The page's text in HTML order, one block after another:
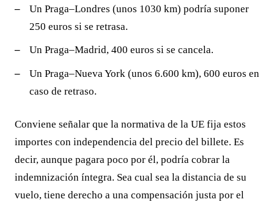
Un Praga–Londres (unos 1030 km) podría suponer
250 euros si se retrasa.
Un Praga–Madrid, 400 euros si se cancela.
Un Praga–Nueva York (unos 6.600 km), 600 euros en
caso de retraso.
Conviene señalar que la normativa de la UE fija estos
importes con independencia del precio del billete. Es
decir, aunque pagara poco por él, podría cobrar la
indemnización íntegra. Sea cual sea la distancia de su
vuelo, tiene derecho a una compensación justa por el